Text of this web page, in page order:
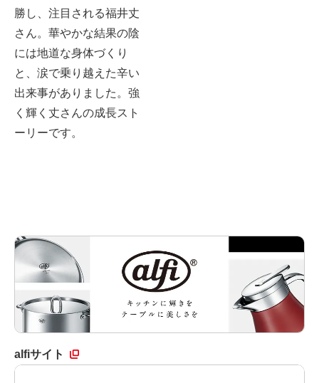
勝し、注目される福井丈
さん。華やかな結果の陰
には地道な身体づくり
と、涙で乗り越えた辛い
出来事がありました。強
く輝く丈さんの成長スト
ーリーです。
alfiサイト